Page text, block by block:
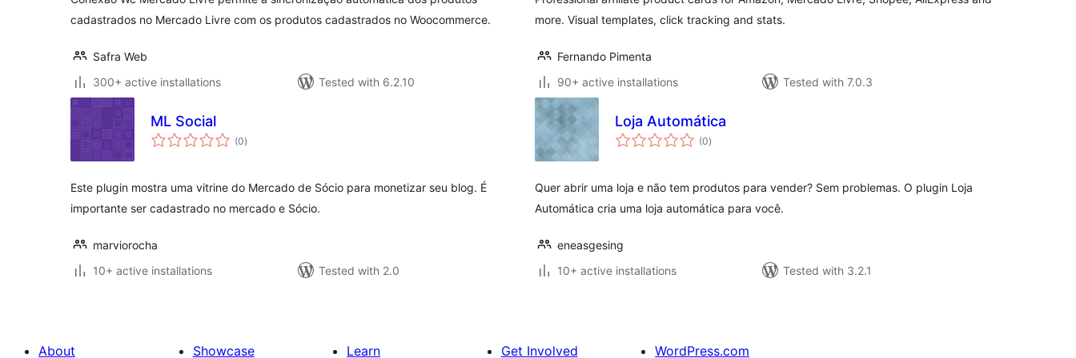
cadastrados no Mercado Livre com os produtos cadastrados no Woocommerce.
Safra Web
300+ active installations
Tested with 6.2.10
more. Visual templates, click tracking and stats.
Fernando Pimenta
90+ active installations
Tested with 7.0.3
ML Social
(0total
ratings
)
Este plugin mostra uma vitrine do Mercado de Sócio para monetizar seu blog. É
importante ser cadastrado no mercado e Sócio.
marviorocha
10+ active installations
Tested with 2.0
Loja Automática
(0total
ratings
)
Quer abrir uma loja e não tem produtos para vender? Sem problemas. O plugin Loja
Automática cria uma loja automática para você.
eneasgesing
10+ active installations
Tested with 3.2.1
About Showcase Learn Get Involved WordPress.com